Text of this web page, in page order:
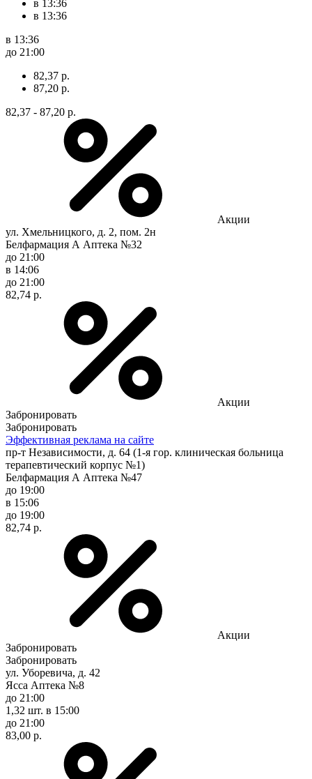
в 13:36
в 13:36
в 13:36
до 21:00
82,37 р.
87,20 р.
82,37 - 87,20 р.
Акции
ул. Хмельницкого, д. 2, пом. 2н
Белфармация А Аптека №32
до 21:00
в 14:06
до 21:00
82,74 р.
Акции
Забронировать
Забронировать
Эффективная реклама на сайте
пр-т Независимости, д. 64 (1-я гор. клиническая больница
терапевтический корпус №1)
Белфармация А Аптека №47
до 19:00
в 15:06
до 19:00
82,74 р.
Акции
Забронировать
Забронировать
ул. Уборевича, д. 42
Ясса Аптека №8
до 21:00
1,32 шт. в 15:00
до 21:00
83,00 р.